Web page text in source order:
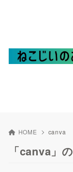
HOME canva
「canva」